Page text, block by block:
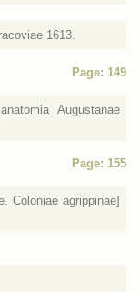
1613.
Page: 149
Augustanae
Page: 155
Coloniae agrippinae]